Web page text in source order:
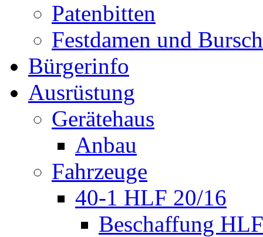
Patenbitten
Festdamen und
Bürgerinfo
Ausrüstung
Gerätehaus
Anbau
Fahrzeuge
40-1 HLF 20/16
Beschaffung HLF